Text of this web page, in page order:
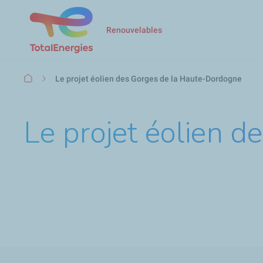
Renouvelables
Fil
Le projet éolien des Gorges de la Haute-Dordogne
Le projet éolien